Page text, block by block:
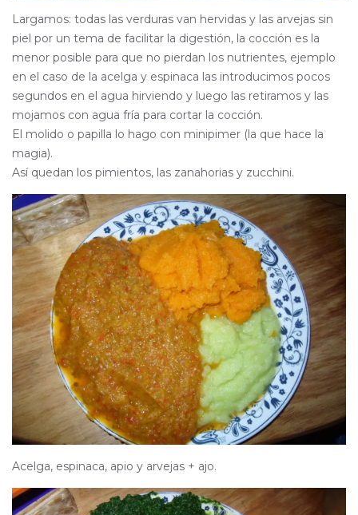
Largamos: todas las verduras van hervidas y las arvejas sin
piel por un tema de facilitar la digestión, la cocción es la
menor posible para que no pierdan los nutrientes, ejemplo
en el caso de la acelga y espinaca las introducimos pocos
segundos en el agua hirviendo y luego las retiramos y las
mojamos con agua fría para cortar la cocción.
El molido o papilla lo hago con minipimer (la que hace la
magia).
Así quedan los pimientos, las zanahorias y zucchini.
Acelga, espinaca, apio y arvejas + ajo.